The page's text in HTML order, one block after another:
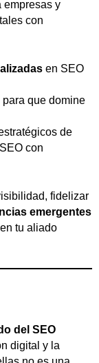
empresas y
con
en SEO
que domine
de
con
fidelizar
emergentes
tu aliado
del SEO
digital y la